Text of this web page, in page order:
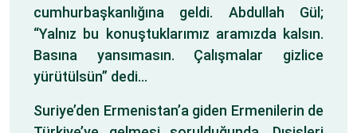
cumhurbaşkanlığına geldi. Abdullah Gül;
“Yalnız bu konuştuklarımız aramızda kalsın.
Basına yansımasın. Çalışmalar gizlice
yürütülsün” dedi…
Suriye’den Ermenistan’a giden Ermenilerin de